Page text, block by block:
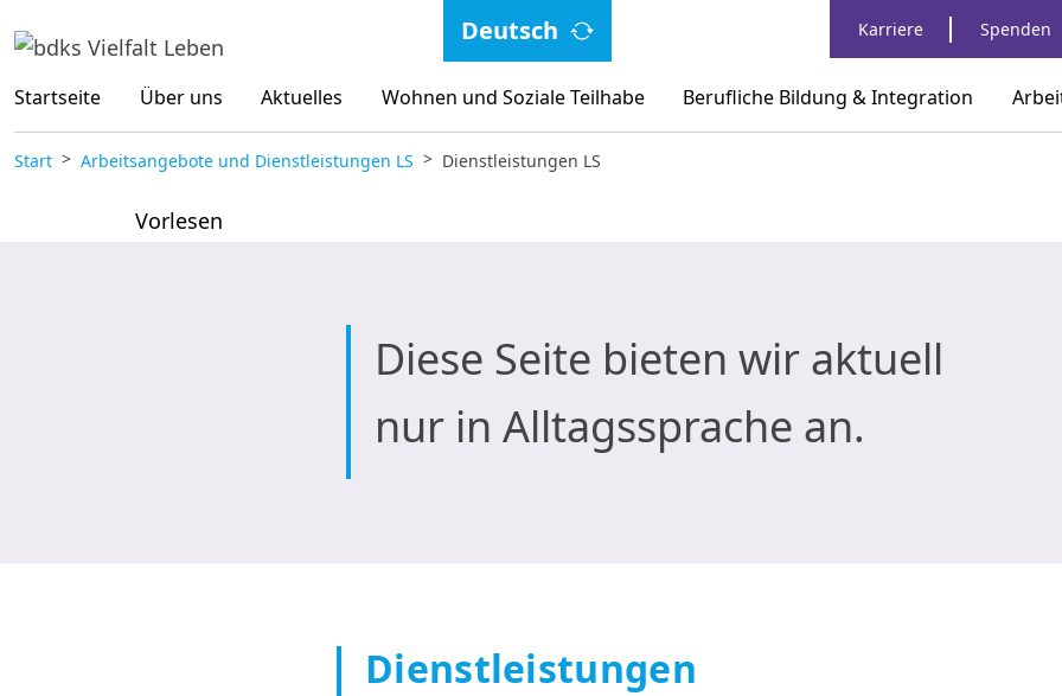
Deutsch Karriere Spenden
Startseite Über uns Aktuelles Wohnen und Soziale Teilhabe Berufliche Bildung & Integration
Start Arbeitsangebote und Dienstleistungen LS Dienstleistungen LS
Vorlesen
Diese Seite bieten wir aktuell
nur in Alltagssprache an.
Dienstleistungen